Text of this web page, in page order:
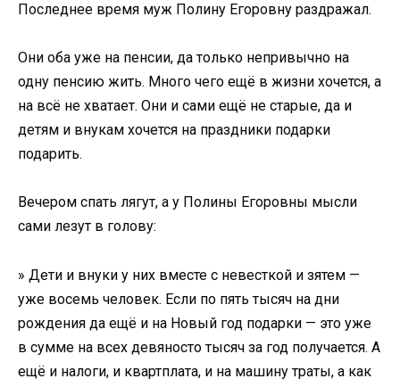
Последнее время муж Полину Егоровну раздражал.
Они оба уже на пенсии, да только непривычно на
одну пенсию жить. Много чего ещё в жизни хочется, а
на всё не хватает. Они и сами ещё не старые, да и
детям и внукам хочется на праздники подарки
подарить.
Вечером спать лягут, а у Полины Егоровны мысли
сами лезут в голову:
» Дети и внуки у них вместе с невесткой и зятем —
уже восемь человек. Если по пять тысяч на дни
рождения да ещё и на Новый год подарки — это уже
в сумме на всех девяносто тысяч за год получается. А
ещё и налоги, и квартплата, и на машину траты, а как